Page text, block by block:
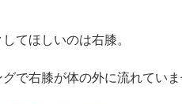
てほしいのは右膝。
で右膝が体の外に流れていま